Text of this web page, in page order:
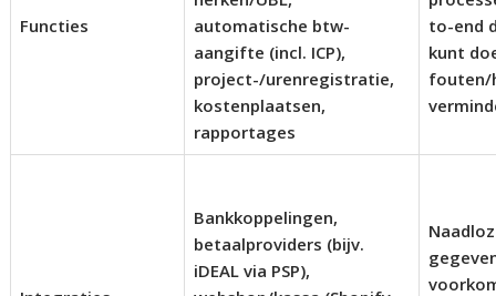
Functies
automatische btw-
aangifte (incl. ICP),
project-/urenregistratie,
kostenplaatsen,
rapportages
to-end
kunt
fouten/
Bankkoppelingen,
betaalproviders (bijv.
iDEAL via PSP),